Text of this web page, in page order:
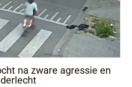
na zware agressie en